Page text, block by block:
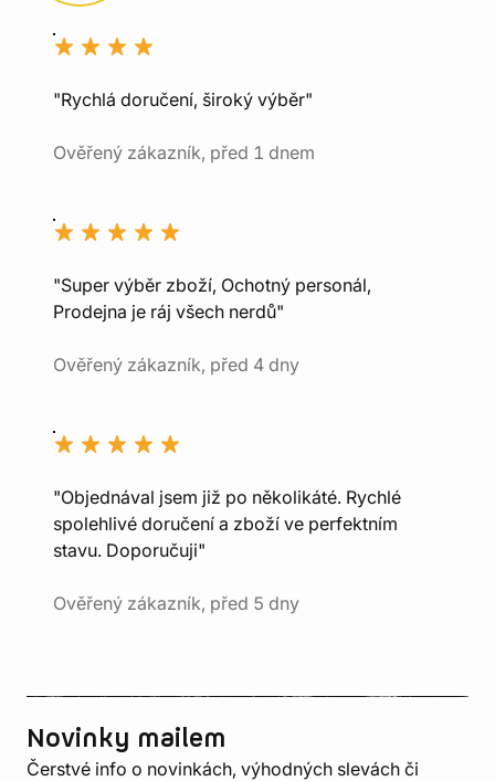
"Rychlá doručení, široký výběr"
Ověřený zákazník, před 1 dnem
"Super výběr zboží, Ochotný personál,
Prodejna je ráj všech nerdů"
Ověřený zákazník, před 4 dny
"Objednával jsem již po několikáté. Rychlé
spolehlivé doručení a zboží ve perfektním
stavu. Doporučuji"
Ověřený zákazník, před 5 dny
Novinky mailem
Čerstvé info o novinkách, výhodných slevách či